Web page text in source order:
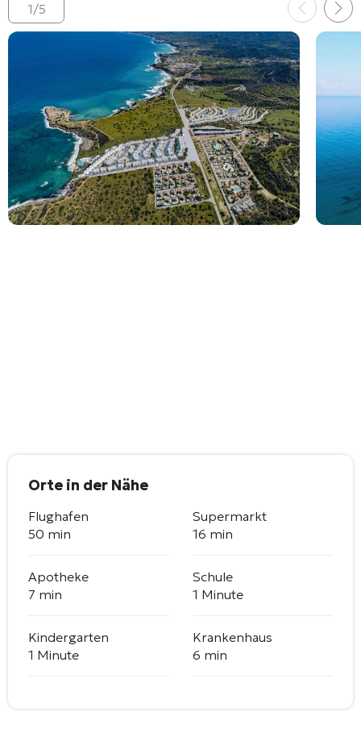
1/5
Orte in der Nähe
Flughafen
50 min
Supermarkt
16 min
Apotheke
7 min
Schule
1 Minute
Kindergarten
1 Minute
Krankenhaus
6 min